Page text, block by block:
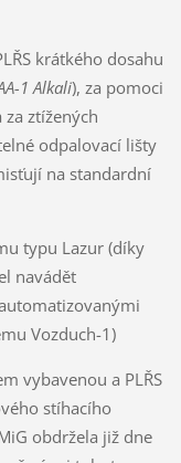
krátkého dosahu
1 Alkali), za pomoci
ztížených
odpalovací lišty
na standardní
typu Lazur (díky
navádět
Vozduch-1)
vybavenou a PLŘS
stíhacího
obdržela již dne